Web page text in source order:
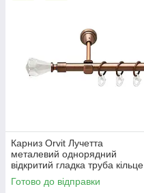
Карниз Orvit Лучетта
металевий однорядний
відкритий гладка труба кільце
металеве Мідь 16 мм 120 см
(00-00019349)
Готово до відправки